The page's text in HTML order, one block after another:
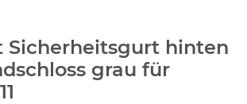
Sicherheitsgurt hinten
grau für